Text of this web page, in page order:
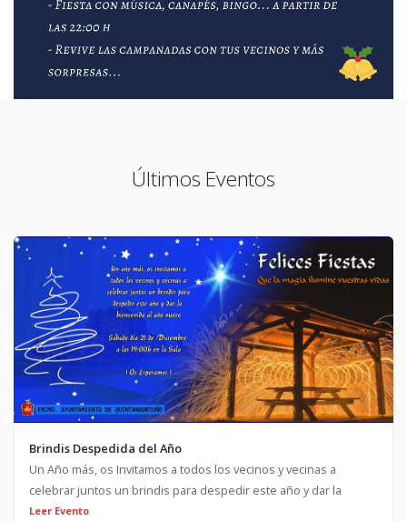
Últimos Eventos
Brindis Despedida del Año
Un Año más, os Invitamos a todos los vecinos y vecinas a
celebrar juntos un brindis para despedir este año y dar la
bienvenida al año nuevo. El Sábado día 21 de Diciembre a las
Leer Evento